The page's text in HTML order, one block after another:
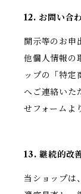
12. お問い合
開示等のお申
他個人情報の
ップの「特定
へご連絡いた
せフォームよ
13. 継続的改
当ショップは